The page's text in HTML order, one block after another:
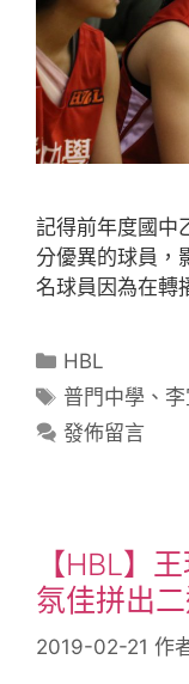
記得前年度國中
分優異的球員，
名球員因為在轉
HBL
普門中學 、
發佈留言
【HBL】
氛佳拼出
2019-02-21 作